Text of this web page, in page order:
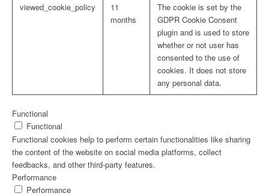
viewed_cookie_policy
11
months
The cookie is set by the
GDPR Cookie Consent
plugin and is used to store
whether or not user has
consented to the use of
cookies. It does not store
any personal data.
Functional
Functional
Functional cookies help to perform certain functionalities like sharing
the content of the website on social media platforms, collect
feedbacks, and other third-party features.
Performance
Performance